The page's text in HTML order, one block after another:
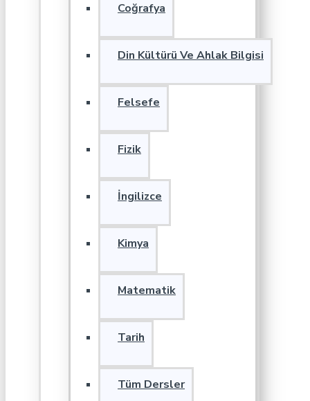
Coğrafya
Din Kültürü Ve Ahlak Bilgisi
Felsefe
Fizik
İngilizce
Kimya
Matematik
Tarih
Tüm Dersler